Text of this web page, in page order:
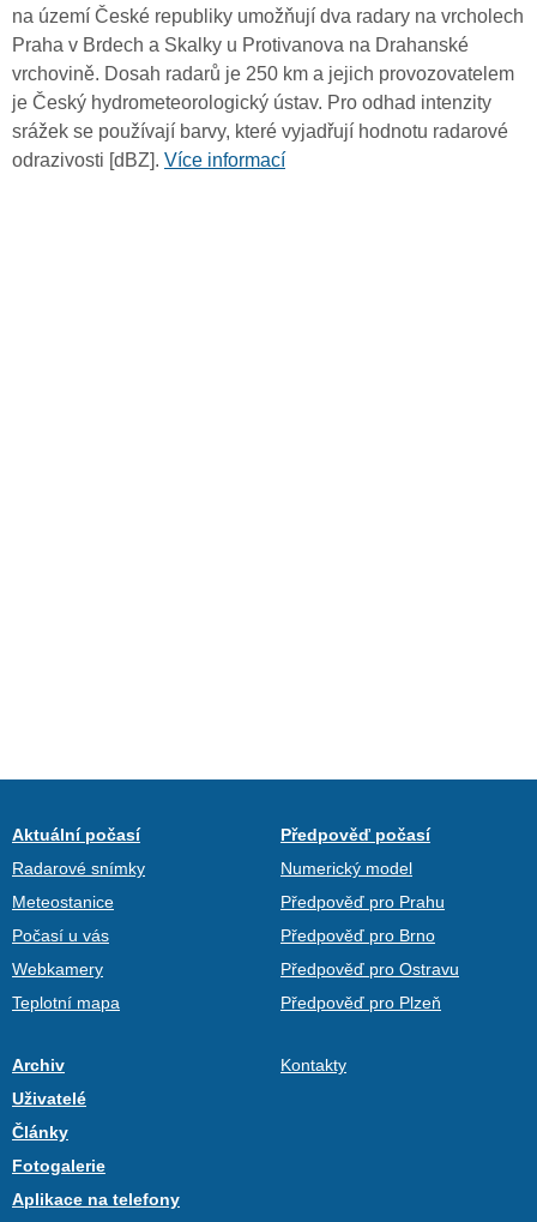
na území České republiky umožňují dva radary na vrcholech
Praha v Brdech a Skalky u Protivanova na Drahanské
vrchovině. Dosah radarů je 250 km a jejich provozovatelem
je Český hydrometeorologický ústav. Pro odhad intenzity
srážek se používají barvy, které vyjadřují hodnotu radarové
odrazivosti [dBZ]. Více informací
Aktuální počasí
Radarové snímky
Meteostanice
Počasí u vás
Webkamery
Teplotní mapa
Předpověď počasí
Numerický model
Předpověď pro Prahu
Předpověď pro Brno
Předpověď pro Ostravu
Předpověď pro Plzeň
Archiv
Uživatelé
Články
Fotogalerie
Aplikace na telefony
Kontakty